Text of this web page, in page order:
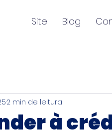
Site Blog
à
2 min de leitura